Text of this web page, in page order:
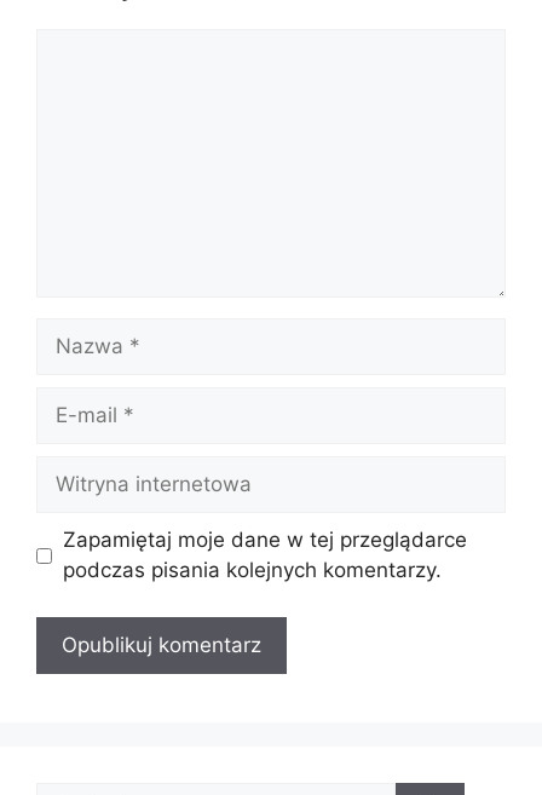
Nazwa
Witryna
internetowa
Zapamiętaj moje dane w tej przeglądarce
podczas pisania kolejnych komentarzy.